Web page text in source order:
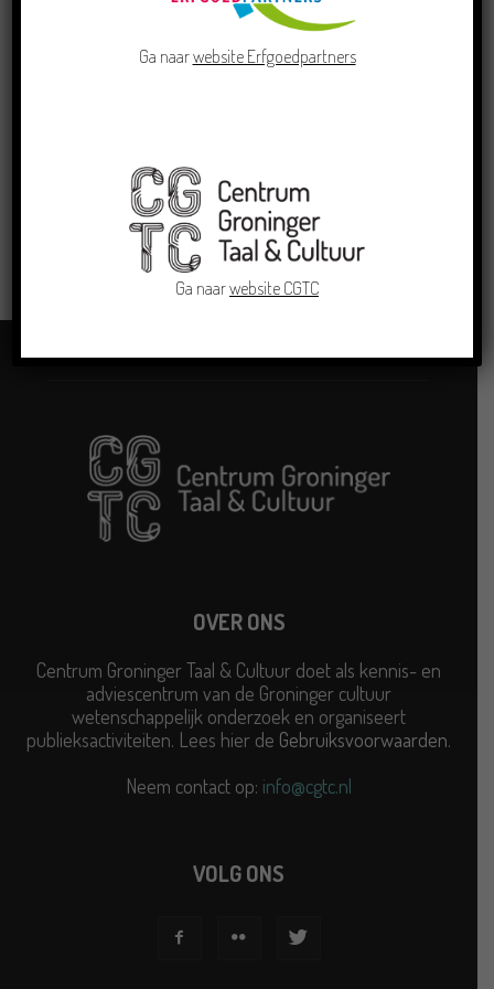
LEES MEER
OVER ONS
Centrum Groninger Taal & Cultuur doet als kennis- en
adviescentrum van de Groninger cultuur
wetenschappelijk onderzoek en organiseert
publieksactiviteiten. Lees hier de Gebruiksvoorwaarden.
Neem contact op: info@cgtc.nl
VOLG ONS
Ga naarwebsite Erfgoedpartners
Ga naarwebsite CGTC